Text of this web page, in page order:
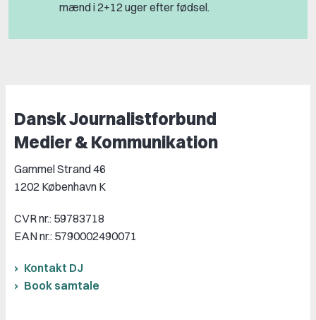
mænd i 2+12 uger efter fødsel.
Dansk Journalistforbund
Medier & Kommunikation
Gammel Strand 46
1202 København K
CVR nr.: 59783718
EAN nr.: 5790002490071
Kontakt DJ
Book samtale